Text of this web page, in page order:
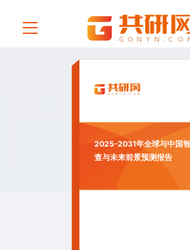
2025-2031年全球与中国
查与未来前景预测报告